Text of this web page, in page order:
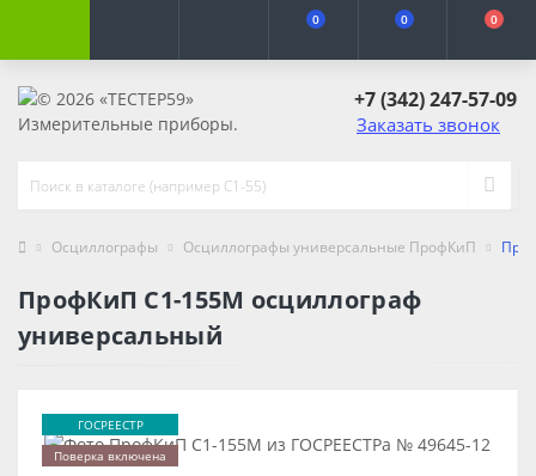
0 0 0
+7 (342) 247-57-09
Заказать звонок
Осциллографы Осциллографы универсальные ПрофКиП
ПрофКиП С1-155М осциллограф
универсальный
ГОСРЕЕСТР
Поверка включена